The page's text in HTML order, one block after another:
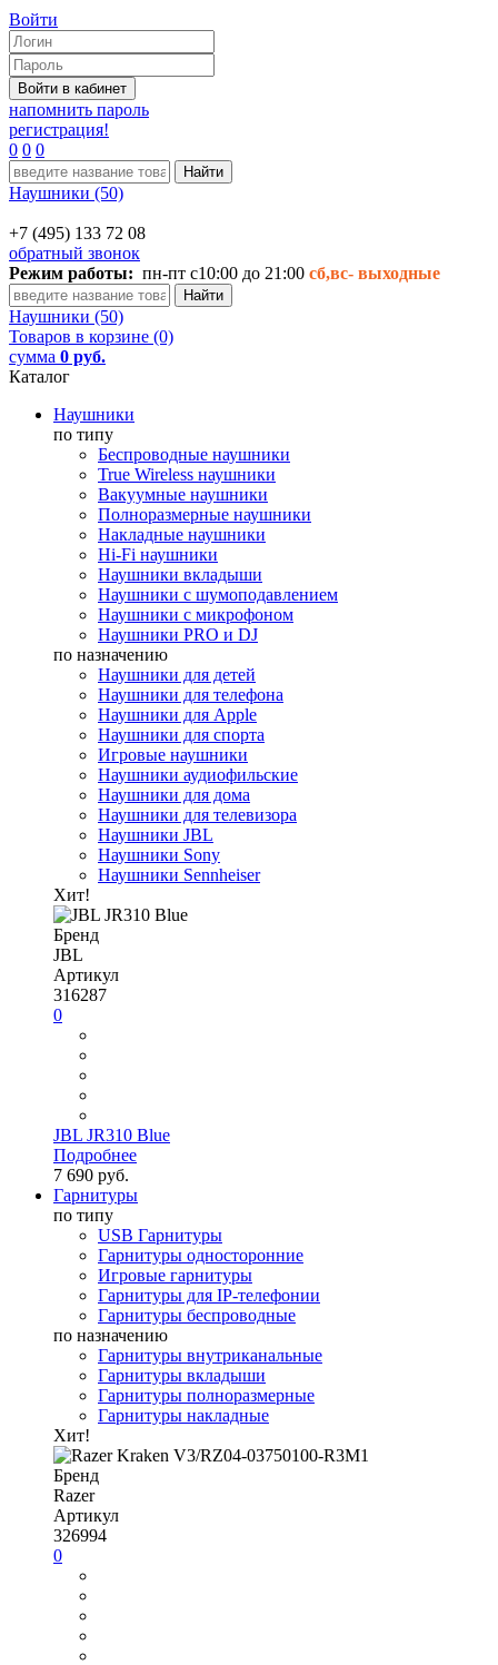
Войти
напомнить пароль
регистрация!
0 0 0
Наушники (50)
+7 (495) 133 72 08
обратный звонок
Режим работы: пн-пт с10:00 до 21:00 сб,вс- выходные
Наушники (50)
Товаров в корзине (0)
сумма 0 руб.
Каталог
Наушники
по типу
Беспроводные наушники
True Wireless наушники
Вакуумные наушники
Полноразмерные наушники
Накладные наушники
Hi-Fi наушники
Наушники вкладыши
Наушники с шумоподавлением
Наушники с микрофоном
Наушники PRO и DJ
по назначению
Наушники для детей
Наушники для телефона
Наушники для Apple
Наушники для спорта
Игровые наушники
Наушники аудиофильские
Наушники для дома
Наушники для телевизора
Наушники JBL
Наушники Sony
Наушники Sennheiser
Хит!
Бренд
JBL
Артикул
316287
0
JBL JR310 Blue
Подробнее
7 690 руб.
Гарнитуры
по типу
USB Гарнитуры
Гарнитуры односторонние
Игровые гарнитуры
Гарнитуры для IP-телефонии
Гарнитуры беспроводные
по назначению
Гарнитуры внутриканальные
Гарнитуры вкладыши
Гарнитуры полноразмерные
Гарнитуры накладные
Хит!
Бренд
Razer
Артикул
326994
0